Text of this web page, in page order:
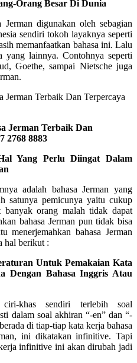
Orang Besar Di Dunia
Jerman digunakan oleh sebagian
sendiri tokoh layaknya seperti
memanfaatkan bahasa ini. Lalu
yang lainnya. Contohnya seperti
Goethe, sampai Nietsche juga
Jerman Terbaik Dan
2768 8883
Yang Perlu Diingat Dalam
adalah bahasa Jerman yang
satunya pemicunya yaitu cukup
banyak orang malah tidak dapat
bahasa Jerman pun tidak bisa
menerjemahkan bahasa Jerman
hal berikut :
Untuk Pemakaian Kata
Dengan Bahasa Inggris Atau
ciri-khas sendiri terlebih soal
dalam soal akhiran “-en” dan “-
di tiap-tiap kata kerja bahasa
ini dikatakan infinitive. Tapi
infinitive ini akan dirubah jadi